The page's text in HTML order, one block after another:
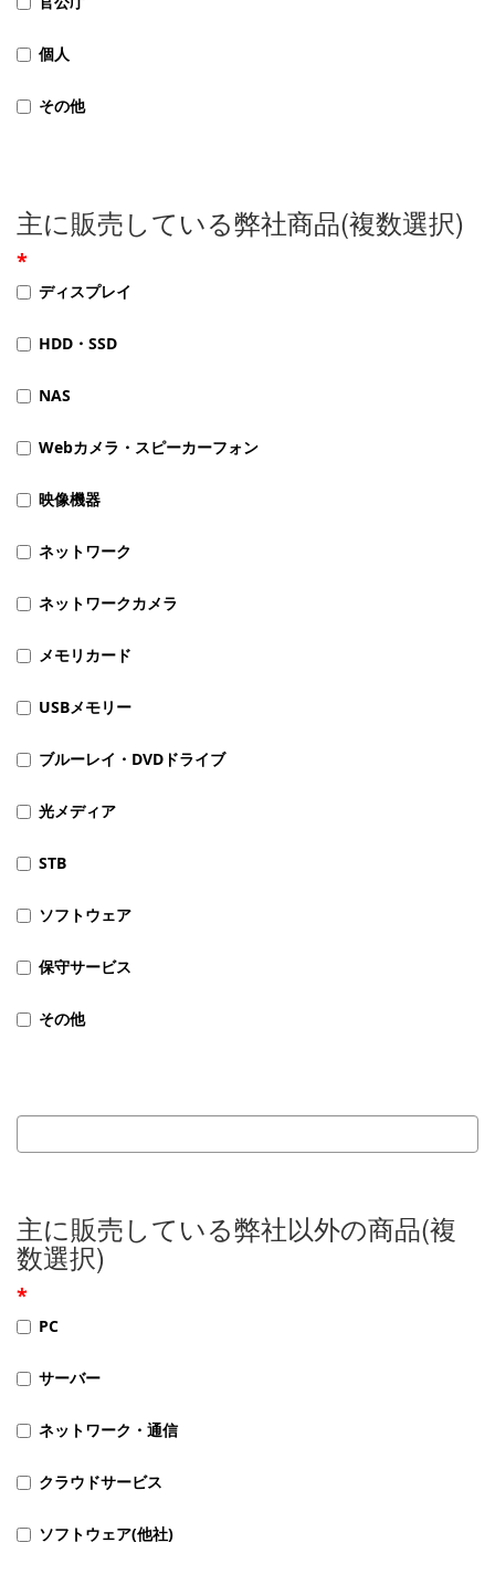
個人
その他
主に販売している弊社商品(複数選択)
ディスプレイ
HDD・SSD
NAS
Webカメラ・スピーカーフォン
映像機器
ネットワーク
ネットワークカメラ
メモリカード
USBメモリー
ブルーレイ・DVDドライブ
光メディア
STB
ソフトウェア
保守サービス
その他
主に販売している弊社以外の商品(複
数選択)
PC
サーバー
ネットワーク・通信
クラウドサービス
ソフトウェア(他社)